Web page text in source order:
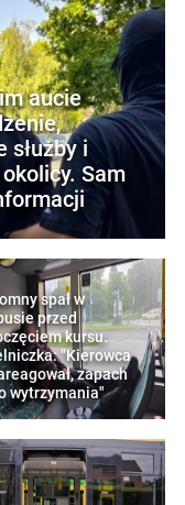
aucie
służby i
Sam
spał w
przed
kursu.
"Kierowca
zapach
wytrzymania"